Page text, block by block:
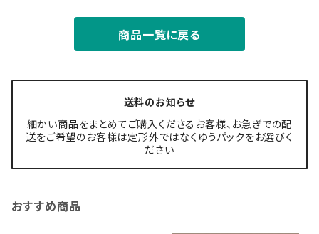
商品一覧に戻る
送料のお知らせ
細かい商品をまとめてご購入くださるお客様、お急ぎでの配
送をご希望のお客様は定形外ではなくゆうパックをお選びく
ださい
おすすめ商品